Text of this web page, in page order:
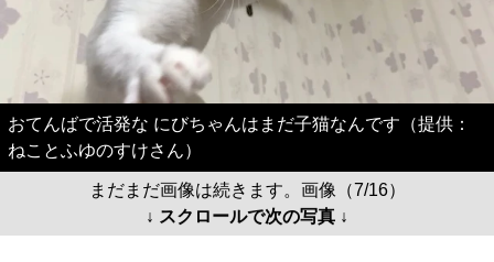
おてんばで活発な にびちゃんはまだ子猫なんです（提供：
ねことふゆのすけさん）
まだまだ画像は続きます。画像（7/16）
↓ スクロールで次の写真 ↓